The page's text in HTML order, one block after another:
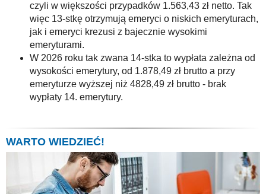
czyli w większości przypadków 1.563,43 zł netto. Tak
więc 13-stkę otrzymują emeryci o niskich emeryturach,
jak i emeryci krezusi z bajecznie wysokimi
emeryturami.
W 2026 roku tak zwana 14-stka to wypłata zależna od
wysokości emerytury, od 1.878,49 zł brutto a przy
emeryturze wyższej niż 4828,49 zł brutto - brak
wypłaty 14. emerytury.
WARTO WIEDZIEĆ!